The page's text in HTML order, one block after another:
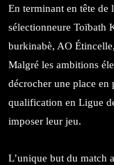
En terminant en tête de
sélectionneure Toïbath
burkinabè, AO
Malgré les ambitions
décrocher une place en
qualification en Ligue
imposer leur jeu.
L’unique but du match